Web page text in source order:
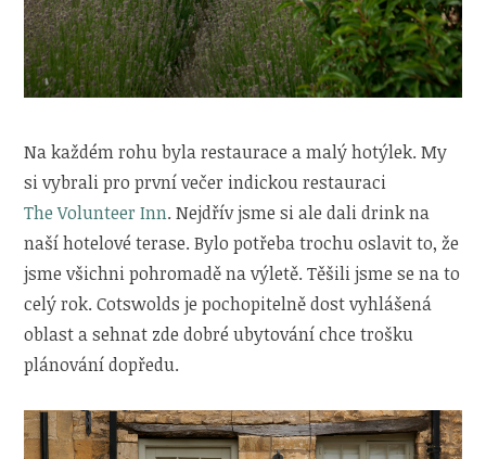
Na každém rohu byla restaurace a malý hotýlek. My
si vybrali pro první večer indickou restauraci
The Volunteer Inn. Nejdřív jsme si ale dali drink na
naší hotelové terase. Bylo potřeba trochu oslavit to, že
jsme všichni pohromadě na výletě. Těšili jsme se na to
celý rok. Cotswolds je pochopitelně dost vyhlášená
oblast a sehnat zde dobré ubytování chce trošku
plánování dopředu.